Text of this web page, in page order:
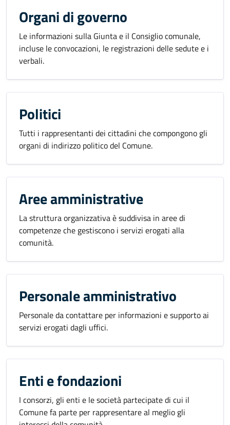
Organi di governo
Le informazioni sulla Giunta e il Consiglio comunale,
incluse le convocazioni, le registrazioni delle sedute e i
verbali.
Politici
Tutti i rappresentanti dei cittadini che compongono gli
organi di indirizzo politico del Comune.
Aree amministrative
La struttura organizzativa è suddivisa in aree di
competenze che gestiscono i servizi erogati alla
comunità.
Personale amministrativo
Personale da contattare per informazioni e supporto ai
servizi erogati dagli uffici.
Enti e fondazioni
I consorzi, gli enti e le società partecipate di cui il
Comune fa parte per rappresentare al meglio gli